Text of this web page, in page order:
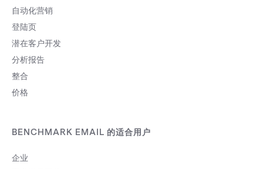
自动化营销
登陆页
潜在客户开发
分析报告
整合
价格
BENCHMARK EMAIL 的适合用户
企业